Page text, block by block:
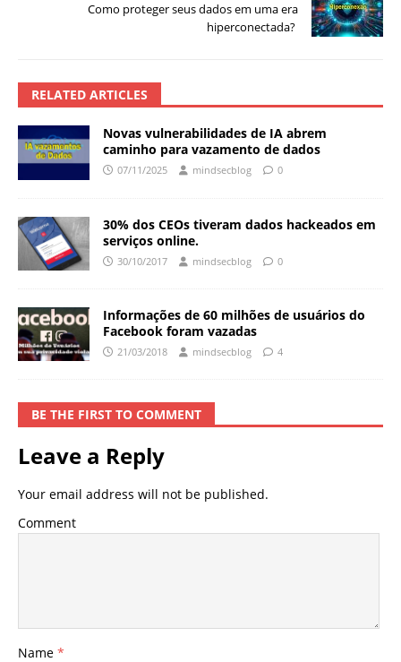
Como proteger seus dados em uma era
hiperconectada?
RELATED ARTICLES
Novas vulnerabilidades de IA abrem
caminho para vazamento de dados
07/11/2025 mindsecblog 0
30% dos CEOs tiveram dados hackeados em
serviços online.
30/10/2017 mindsecblog 0
Informações de 60 milhões de usuários do
Facebook foram vazadas
21/03/2018 mindsecblog 4
BE THE FIRST TO COMMENT
Leave a Reply
Your email address will not be published.
Comment
Name *